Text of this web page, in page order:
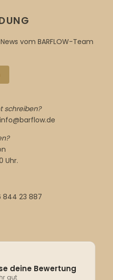
vom BARFLOW-Team
schreiben?
Uhr.
844 23 887
deine Bewertung
gut